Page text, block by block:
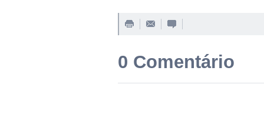
0 Comentário